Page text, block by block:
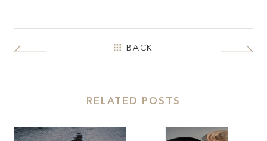
BACK
RELATED POSTS